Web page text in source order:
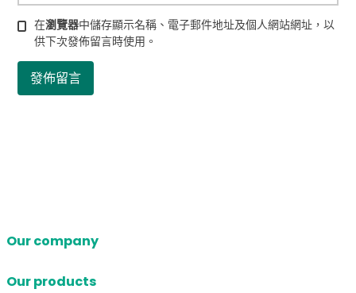
在瀏覽器中儲存顯示名稱、電子郵件地址及個人網站網址，以
供下次發佈留言時使用。
Our company
Our products